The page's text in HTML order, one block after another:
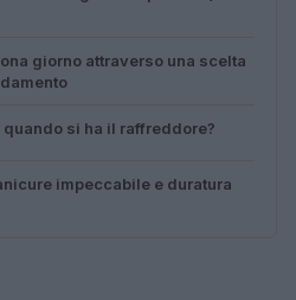
giorno attraverso una scelta
si ha il raffreddore?
impeccabile e duratura